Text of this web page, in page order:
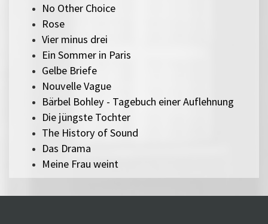
No Other Choice
Rose
Vier minus drei
Ein Sommer in Paris
Gelbe Briefe
Nouvelle Vague
Bärbel Bohley - Tagebuch einer Auflehnung
Die jüngste Tochter
The History of Sound
Das Drama
Meine Frau weint